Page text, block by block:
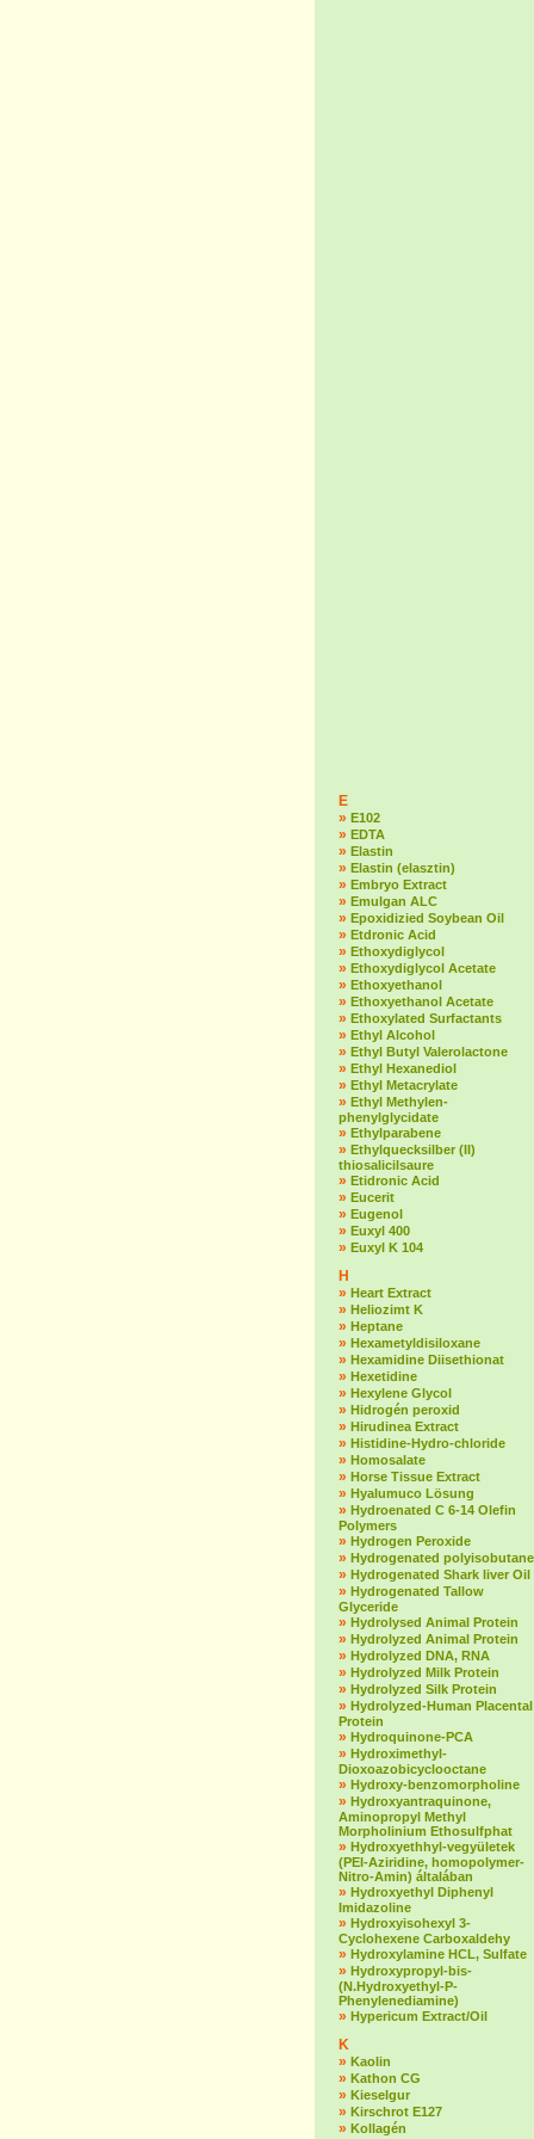
E
» E102
» EDTA
» Elastin
» Elastin (elasztin)
» Embryo Extract
» Emulgan ALC
» Epoxidizied Soybean Oil
» Etdronic Acid
» Ethoxydiglycol
» Ethoxydiglycol Acetate
» Ethoxyethanol
» Ethoxyethanol Acetate
» Ethoxylated Surfactants
» Ethyl Alcohol
» Ethyl Butyl Valerolactone
» Ethyl Hexanediol
» Ethyl Metacrylate
» Ethyl Methylen-
phenylglycidate
» Ethylparabene
» Ethylquecksilber (II)
thiosalicilsaure
» Etidronic Acid
» Eucerit
» Eugenol
» Euxyl 400
» Euxyl K 104
H
» Heart Extract
» Heliozimt K
» Heptane
» Hexametyldisiloxane
» Hexamidine Diisethionat
» Hexetidine
» Hexylene Glycol
» Hidrogén peroxid
» Hirudinea Extract
» Histidine-Hydro-chloride
» Homosalate
» Horse Tissue Extract
» Hyalumuco Lösung
» Hydroenated C 6-14 Olefin
Polymers
» Hydrogen Peroxide
» Hydrogenated polyisobutane
» Hydrogenated Shark liver Oil
» Hydrogenated Tallow
Glyceride
» Hydrolysed Animal Protein
» Hydrolyzed Animal Protein
» Hydrolyzed DNA, RNA
» Hydrolyzed Milk Protein
» Hydrolyzed Silk Protein
» Hydrolyzed-Human Placental
Protein
» Hydroquinone-PCA
» Hydroximethyl-
Dioxoazobicyclooctane
» Hydroxy-benzomorpholine
» Hydroxyantraquinone,
Aminopropyl Methyl
Morpholinium Ethosulfphat
» Hydroxyethhyl-vegyületek
(PEI-Aziridine, homopolymer-
Nitro-Amin) általában
» Hydroxyethyl Diphenyl
Imidazoline
» Hydroxyisohexyl 3-
Cyclohexene Carboxaldehy
» Hydroxylamine HCL, Sulfate
» Hydroxypropyl-bis-
(N.Hydroxyethyl-P-
Phenylenediamine)
» Hypericum Extract/Oil
K
» Kaolin
» Kathon CG
» Kieselgur
» Kirschrot E127
» Kollagén